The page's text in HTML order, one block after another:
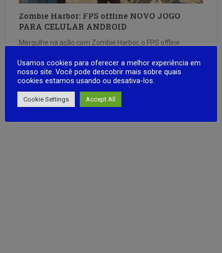
Zombie Harbor: FPS offline NOVO JOGO
PARA CELULAR ANDROID
Mergulhe na ação com Zombie Harbor, o FPS offline
intensas em um mundo pós-apocalíptico onde os mortos
dominam o que restou da civilização. Teste seus reflexos,
tudo isso sem precisar de …
FULL ARTICLE
Usamos cookies para oferecer a melhor experiência em
nosso site. Você pode descobrir mais sobre quais
cookies estamos usando ou desativa-los.
Cookie Settings Accept All